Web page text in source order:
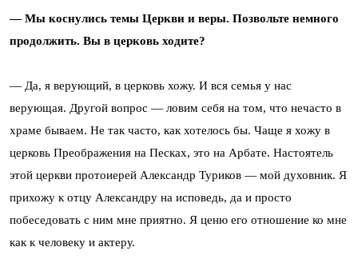
— Мы коснулись темы Церкви и веры. Позвольте немного
продолжить. Вы в церковь ходите?
— Да, я верующий, в церковь хожу. И вся семья у нас
верующая. Другой вопрос — ловим себя на том, что нечасто в
храме бываем. Не так часто, как хотелось бы. Чаще я хожу в
церковь Преображения на Песках, это на Арбате. Настоятель
этой церкви протоиерей Александр Туриков — мой духовник. Я
прихожу к отцу Александру на исповедь, да и просто
побеседовать с ним мне приятно. Я ценю его отношение ко мне
как к человеку и актеру.